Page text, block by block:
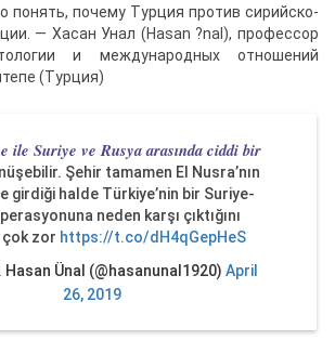
понять, почему Турция против сирийско-
— Хасан Унал (Hasan ?nal), профессор
и международных отношений
(Турция)
ile Suriye ve Rusya arasında ciddi bir
Şehir tamamen El Nusra’nın
girdiği halde Türkiye’nin bir Suriye-
neden karşı çıktığını
çok zor https://t.co/dH4qGepHeS
Ünal (@hasanunal1920) April
26, 2019